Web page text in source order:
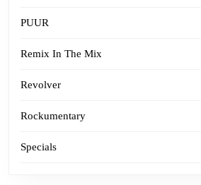
PUUR
Remix In The Mix
Revolver
Rockumentary
Specials